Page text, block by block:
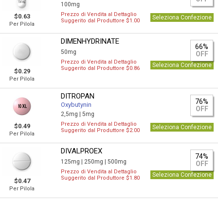
$0.63
Per Pilola
100mg
Prezzo di Vendita al Dettaglio
Suggerito dal Produttore $1.00
Seleziona Confezione
$0.29
Per Pilola
DIMENHYDRINATE
50mg
66%
OFF
Prezzo di Vendita al Dettaglio
Suggerito dal Produttore $0.86
Seleziona Confezione
$0.49
Per Pilola
DITROPAN
Oxybutynin
2,5mg |5mg
76%
OFF
Prezzo di Vendita al Dettaglio
Suggerito dal Produttore $2.00
Seleziona Confezione
$0.47
Per Pilola
DIVALPROEX
125mg | 250mg |500mg
74%
OFF
Prezzo di Vendita al Dettaglio
Suggerito dal Produttore $1.80
Seleziona Confezione